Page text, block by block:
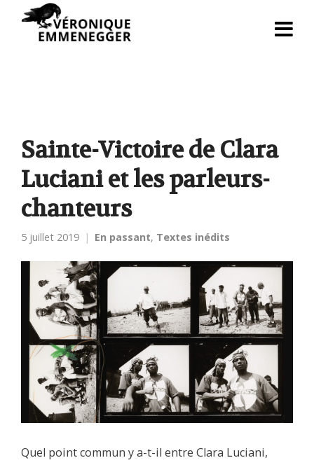
Sainte-Victoire de Clara
Luciani et les parleurs-
chanteurs
5 juillet 2019 En passant, Textes inédits
Quel point commun y a-t-il entre Clara Luciani,